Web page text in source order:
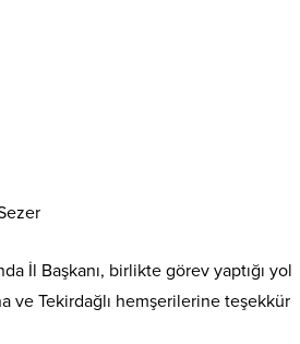
İl Başkanı, birlikte görev yaptığı yol
ve Tekirdağlı hemşerilerine teşekkür